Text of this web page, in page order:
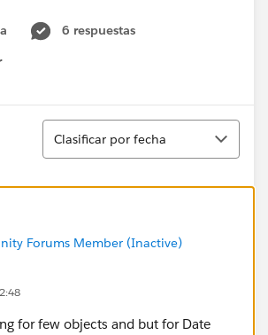
6 respuestas
Ordenar
Clasificar por fecha
Forums Member (Inactive)
for few objects and but for Date